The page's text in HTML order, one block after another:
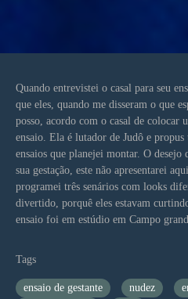
Quando entrevistei o casal para seu
que eles, quando me disseram o que
posso, acordo com o casal de colocar
ensaio. Ela é lutador de Judô e propus
ensaios que planejei montar. O desejo
sua gestação, este não apresentarei
programei três senários com looks
divertido, porquê eles estavam
ensaio foi em estúdio em Campo
Tags
ensaio de gestante nudez